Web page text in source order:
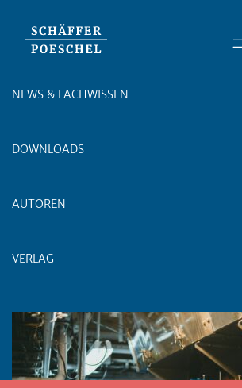
NEWS & FACHWISSEN
DOWNLOADS
AUTOREN
VERLAG